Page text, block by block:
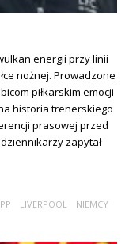
energii przy linii
nożnej. Prowadzone
piłkarskim emocji
historia trenerskiego
prasowej przed
zapytał
LIVERPOOL
NIEMCY